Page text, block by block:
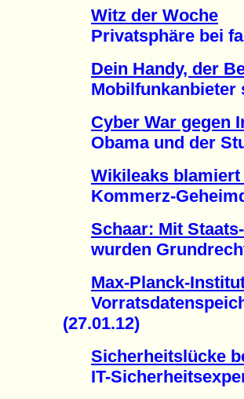
Witz der Woche
Privatsphäre bei
Dein Handy, der
Mobilfunkanbieter
Cyber War gegen
Obama und der
Wikileaks
Kommerz-
Schaar: Mit
wurden
Max-Planck-
(27.01.12)
Sicherheitslücke
IT-